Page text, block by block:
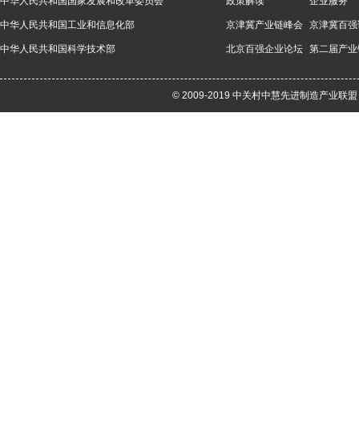
中华人民共和国工业和信息化部
中华人民共和国科学技术部
京津冀产业链峰会 京津冀百
北京百强企业论坛 第二届产
© 2009-2019 中关村中慧先进制造产业联